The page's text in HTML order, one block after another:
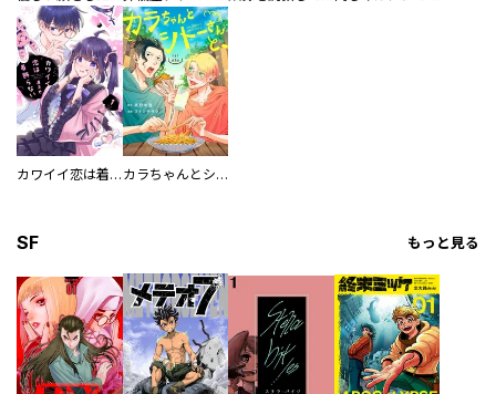
カワイイ恋は着飾らない カラちゃんとシトーさんと、 【分冊版】
SF もっと見る